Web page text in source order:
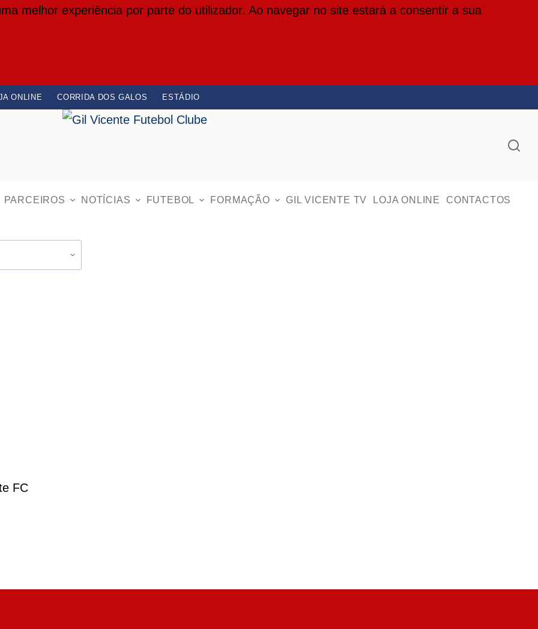
melhor experiência por parte do utilizador. Ao navegar no site estará a consentir a sua
ONLINE CORRIDA DOS GALOS ESTÁDIO
PARCEIROS NOTÍCIAS FUTEBOL FORMAÇÃO GIL VICENTE TV LOJA ONLINE CONTACTOS
FC